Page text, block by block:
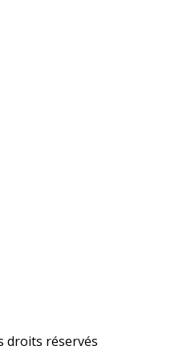
droits réservés